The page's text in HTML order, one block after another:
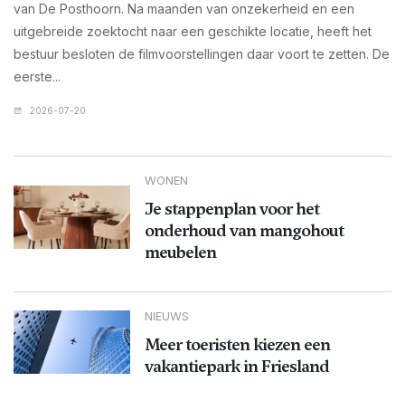
van De Posthoorn. Na maanden van onzekerheid en een
uitgebreide zoektocht naar een geschikte locatie, heeft het
bestuur besloten de filmvoorstellingen daar voort te zetten. De
eerste...
2026-07-20
WONEN
Je stappenplan voor het
onderhoud van mangohout
meubelen
NIEUWS
Meer toeristen kiezen een
vakantiepark in Friesland